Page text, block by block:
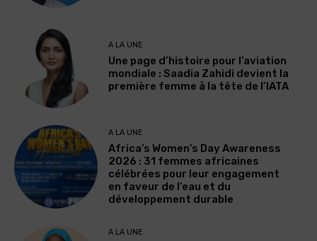
A LA UNE
Une page d’histoire pour l’aviation
mondiale : Saadia Zahidi devient la
première femme à la tête de l’IATA
A LA UNE
Africa’s Women’s Day Awareness
2026 : 31 femmes africaines
célébrées pour leur engagement
en faveur de l’eau et du
développement durable
A LA UNE